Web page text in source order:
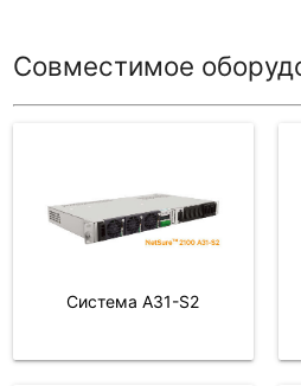
Совместимое
Система A31-S2